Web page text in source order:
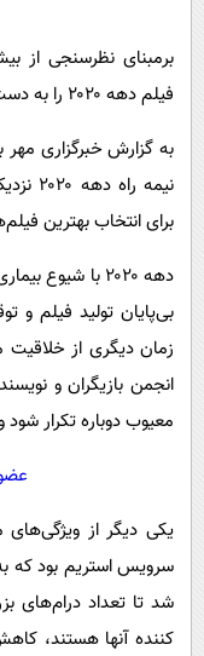
فیلم دهه ۲۰۲۰ را به دست آورد.
به گزارش خبرگزاری مهر
برای انتخاب بهترین
دهه ۲۰۲۰ با
بی‌پایان تولید فیلم و
زمان دیگری از
معیوب دوباره تکرار
سرویس استریم بود که
شد تا تعداد درام‌های
کننده آنها هستند،